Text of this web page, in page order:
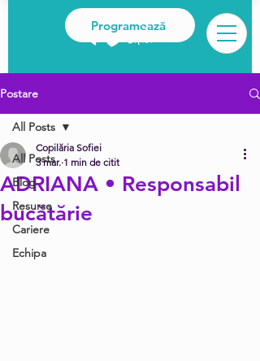
Programează
Postare
All Posts
Blog
Resurse
Cariere
Echipa
All Posts
ADRIANA • Responsabil
bucătărie
Copilăria Sofiei
3 mar. 1 min de citit